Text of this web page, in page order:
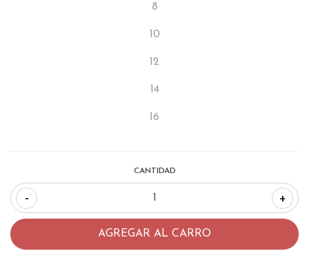
8
10
12
14
16
CANTIDAD
- +